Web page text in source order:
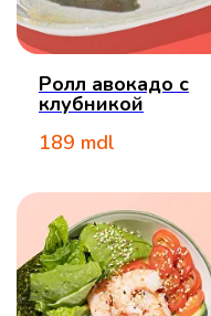
Ролл авокадо с
клубникой
189 mdl